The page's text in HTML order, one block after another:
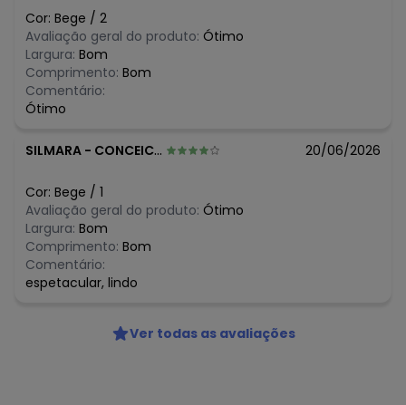
junho/2026
maio/2026
abril/2026
março/2026
fevereiro/2026
Cor: Bege / 2
Avaliação geral do produto: Ótimo
Largura: Bom
Comprimento: Bom
Comentário:
Ótimo
SILMARA - CONCEICAO DO MATO DENTRO - MG 20/06/2026
Cor: Bege / 1
Avaliação geral do produto: Ótimo
Largura: Bom
Comprimento: Bom
Comentário:
espetacular, lindo
Ver todas as avaliações